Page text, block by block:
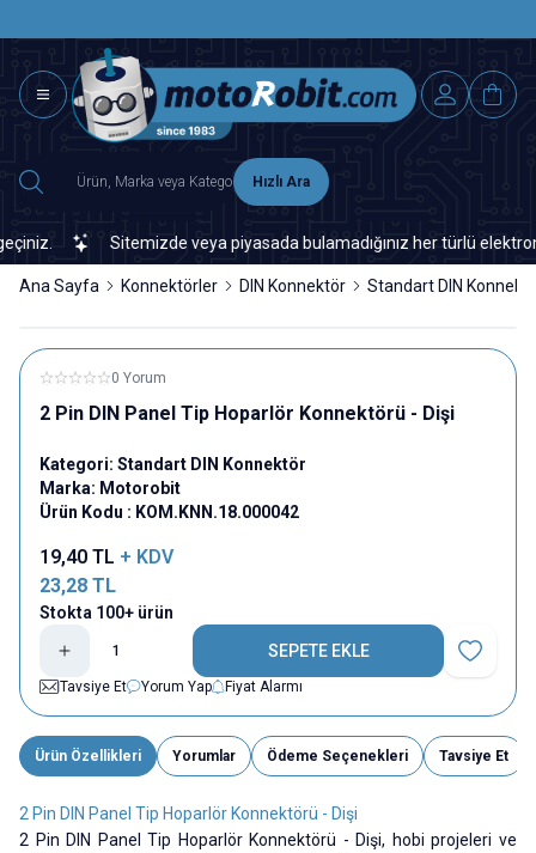
Hızlı Ara
Sitemizde veya piyasada bulamadığınız her türlü
Ana Sayfa Konnektörler DIN Konnektör Standart DIN
0 Yorum
2 Pin DIN Panel Tip Hoparlör Konnektörü - Dişi
Kategori: Standart DIN Konnektör
Marka: Motorobit
Ürün Kodu : KOM.KNN.18.000042
19,40 TL + KDV
23,28 TL
Stokta 100+ ürün
SEPETE EKLE
Favoriye
Tavsiye Et
Yorum Yap Fiyat Alarmı
Ürün Özellikleri Yorumlar Ödeme Seçenekleri Tavsiye Et
2 Pin DIN Panel Tip Hoparlör Konnektörü - Dişi
2 Pin DIN Panel Tip Hoparlör Konnektörü - Dişi, hobi projeleri ve